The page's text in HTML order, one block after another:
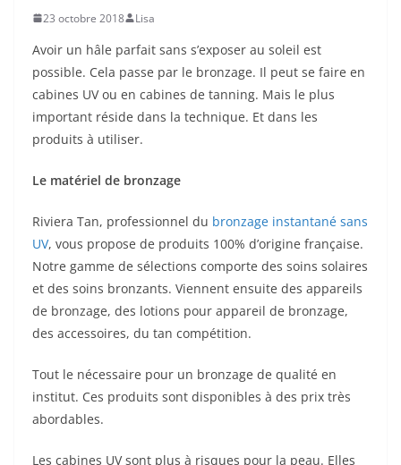
23 octobre 2018 Lisa
Avoir un hâle parfait sans s’exposer au soleil est
possible. Cela passe par le bronzage. Il peut se faire en
cabines UV ou en cabines de tanning. Mais le plus
important réside dans la technique. Et dans les
produits à utiliser.
Le matériel de bronzage
Riviera Tan, professionnel du bronzage instantané sans
UV, vous propose de produits 100% d’origine française.
Notre gamme de sélections comporte des soins solaires
et des soins bronzants. Viennent ensuite des appareils
de bronzage, des lotions pour appareil de bronzage,
des accessoires, du tan compétition.
Tout le nécessaire pour un bronzage de qualité en
institut. Ces produits sont disponibles à des prix très
abordables.
Les cabines UV sont plus à risques pour la peau. Elles